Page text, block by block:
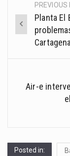
PostPREVIOUS
Planta El
Cartagena
Air-e
Posted in: